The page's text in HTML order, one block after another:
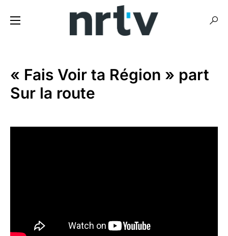
« Fais Voir ta Région » part
Sur la route